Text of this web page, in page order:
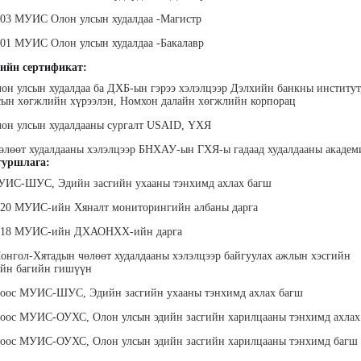
МУИС Олон улсын худалдаа -Магистр
МУИС Олон улсын худалдаа -Бакалавр
сертификат:
улсын худалдаа ба ДХБ-ын гэрээ хэлэлцээр Дэлхийн банкны институт,
хөгжлийн хүрээлэн, Номхон далайн хөгжлийн корпорац
улсын худалдааны сургалт USAID, ҮХЯ
худалдааны хэлэлцээр БНХАУ-ын ГХЯ-ы гадаад худалдааны
ШУС, Эдийн засгийн ухааны тэнхимд ахлах багш
МУИС-ийн Хяналт мониторингийн албаны дарга
МУИС-ийн ДХАОНХХ-ийн дарга
Хятадын чөлөөт худалдааны хэлэлцээр байгуулах ажлын хэсгийн
багийн гишүүн
МУИС-ШУС, Эдийн засгийн ухааны тэнхимд ахлах багш
МУИС-ОУХС, Олон улсын эдийн засгийн харилцааны тэнхимд
МУИС-ОУХС, Олон улсын эдийн засгийн харилцааны тэнхимд багш
Пүрэвдорж
дизайнер, Багш
Эрдэнэт үйлдвэрийн хүний
мэргэжилтэн
дээд
Жаргалсайхан
Сангичимаа
Эрх зүйч, хуульч, өмгөөлөгч
Дүүдэй Наранцэцэг
"Ар И ЭМ ХХК" Гүйцэтгэх
захирал